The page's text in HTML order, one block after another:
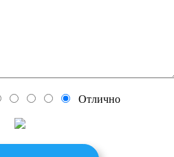
Отлично